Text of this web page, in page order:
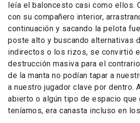
leía el baloncesto casi como ellos.
con su compañero interior,
continuación y sacando la pelota
poste alto y buscando alternativas
indirectos o los rizos, se convirtió
destrucción masiva para el
de la manta no podían tapar a
a nuestro jugador clave por dentro.
abierto o algún tipo de espacio que
teníamos, era canasta incluso en